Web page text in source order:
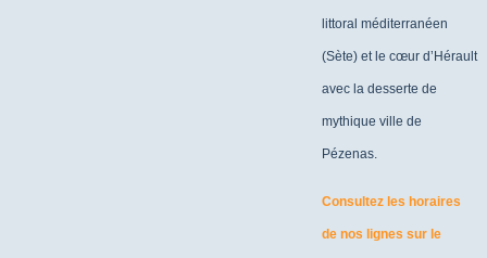
littoral méditerranéen
(Sète) et le cœur d’Hérault
avec la desserte de
mythique ville de
Pézenas.
Consultez les horaires
de nos lignes sur le